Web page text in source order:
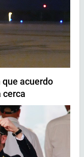
que acuerdo
cerca